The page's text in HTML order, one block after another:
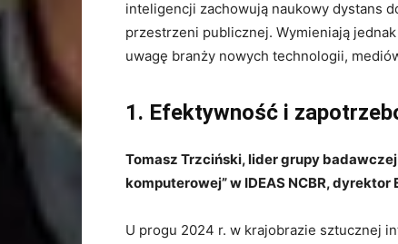
inteligencji zachowują naukowy dystans
przestrzeni publicznej. Wymieniają
uwagę branży nowych technologii,
1. Efektywność i
Tomasz Trzciński, lider grupy
komputerowej” w IDEAS NCBR, dyrektor
U progu 2024 r. w krajobrazie sztucznej